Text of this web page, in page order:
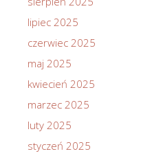
lipiec 2025
czerwiec 2025
maj 2025
kwiecień 2025
marzec 2025
luty 2025
styczeń 2025